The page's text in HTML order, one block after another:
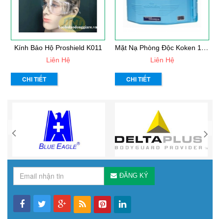
Kính Bảo Hộ Proshield K011
Liên Hệ
CHI TIẾT
M
Ặt Nạ Phòng Độc Koken 1005RR
Liên Hệ
CHI TIẾT
ĐĂNG KÝ